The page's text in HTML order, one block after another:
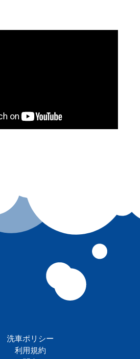
洗車ポリシー
利用規約